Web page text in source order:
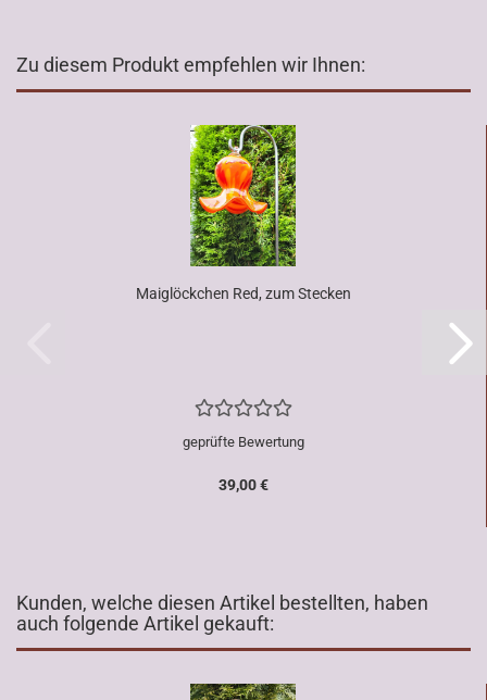
Zu diesem Produkt empfehlen wir Ihnen:
Maiglöckchen Red, zum Stecken
geprüfte Bewertung
39,00 €
Kunden, welche diesen Artikel bestellten, haben
auch folgende Artikel gekauft: